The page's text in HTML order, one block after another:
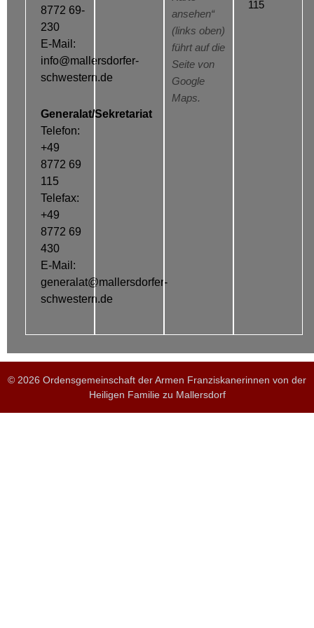
8772 69-
230
E-Mail:
info@mallersdorfer-
schwestern.de
Generalat/Sekretariat
Telefon:
+49
8772 69
115
Telefax:
+49
8772 69
430
E-Mail:
generalat@mallersdorfer-
schwestern.de
ansehen“
(links oben)
führt auf die
Seite von
Google
Maps.
115
© 2026 Ordensgemeinschaft der Armen Franziskanerinnen von der
Heiligen Familie zu Mallersdorf